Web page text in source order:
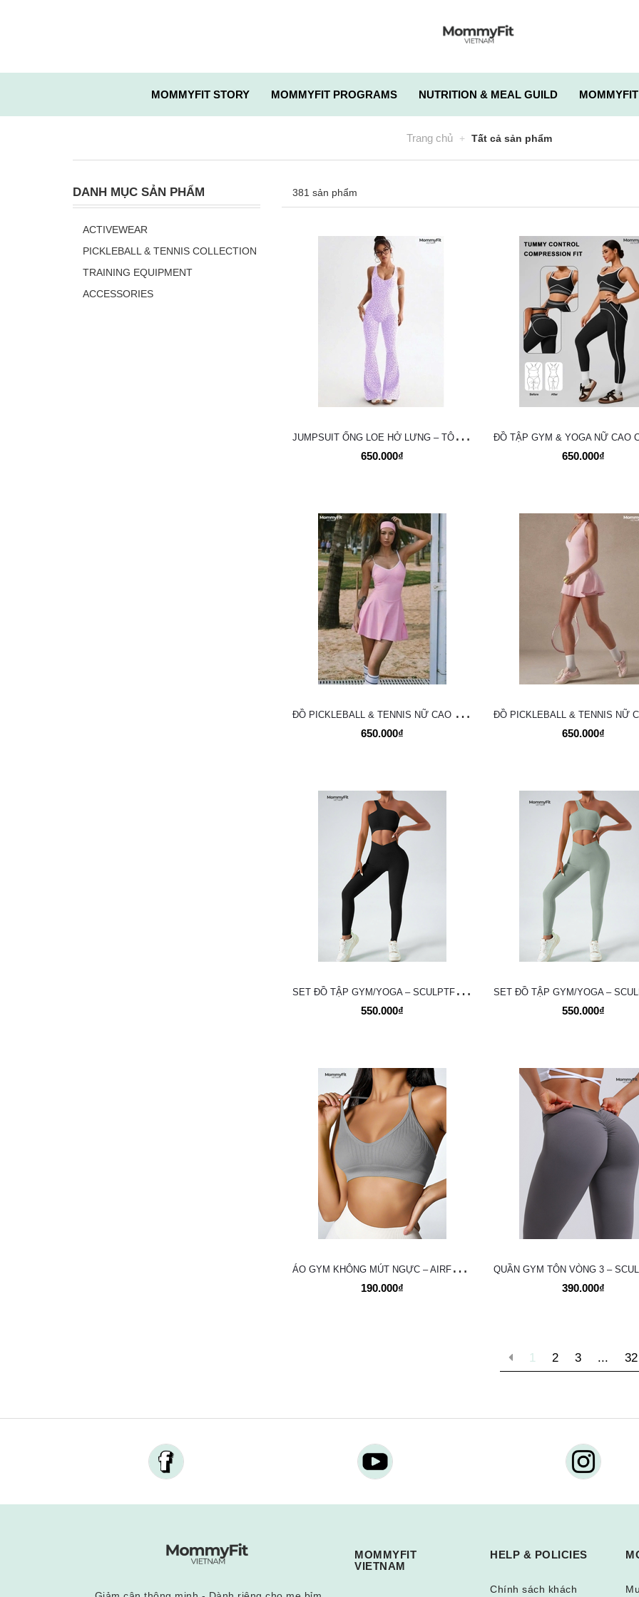
MOMMYFIT STORY MOMMYFIT PROGRAMS NUTRITION & MEAL GUILD
Trang chủ Tất cả sản phẩm
DANH MỤC SẢN PHẨM
ACTIVEWEAR
PICKLEBALL & TENNIS COLLECTION
TRAINING EQUIPMENT
ACCESSORIES
381 sản phẩm
J
UMPSUIT ỐNG LOE HỞ LƯNG – TÔN DÁNG TUYỆT ĐỐI, THỜI TRANG VÀ NĂNG ĐỘNG
650.000₫ 650.000₫
Đ
Ồ PICKLEBALL & TENNIS NỮ CAO CẤP – THOÁNG MÁT, CO GIÃN, TÔN DÁNG
650.000₫ 650.000₫
S
ET ĐỒ TẬP GYM/YOGA – SCULPTFIT PERFORMANCE SET
550.000₫ 550.000₫
Á
O GYM KHÔNG MÚT NGỰC – AIRFLEX SEAMLESS TOP
190.000₫ 390.000₫
1 2 3 ... 32
MOMMYFIT
VIETNAM
HELP & POLICIES
Chính sách khách